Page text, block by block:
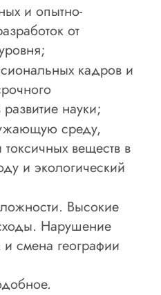
и опытно-
от
кадров и
науки;
среду,
веществ в
и экологический
Высокие
Нарушение
и смена географии